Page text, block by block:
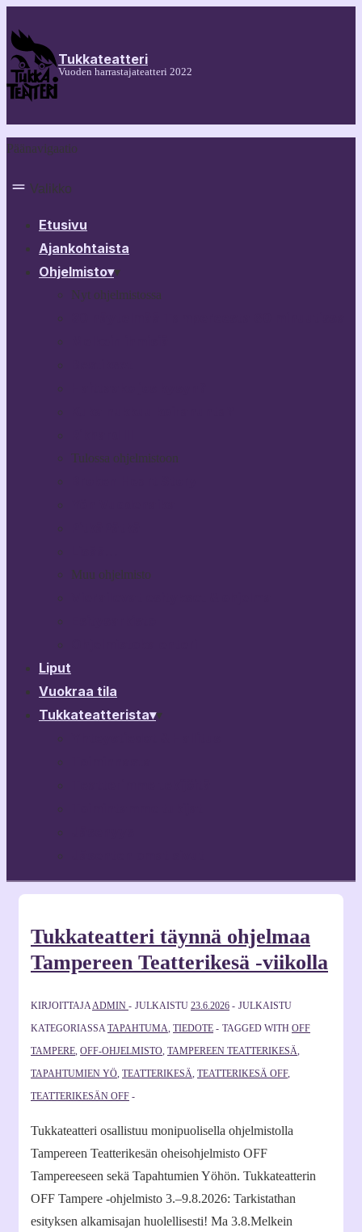
Tukkateatteri
Vuoden harrastajateatteri 2022
Päänavigaatio
Valikko
Etusivu
Ajankohtaista
Ohjelmisto▾▾
Nyt ohjelmistossa
Tulossa ohjelmistoon
Muu ohjelmisto
Liput
Vuokraa tila
Tukkateatterista▾▾
Tukkateatteri täynnä ohjelmaa
Tampereen Teatterikesä -viikolla
KIRJOITTAJA ADMIN JULKAISTU 23.6.2026
JULKAISTU
KATEGORIASSA TAPAHTUMA TIEDOTE TAGGED WITH OFF
TAMPERE OFF-OHJELMISTO TAMPEREEN TEATTERIKESÄ
TAPAHTUMIEN YÖ TEATTERIKESÄ TEATTERIKESÄ OFF,
TEATTERIKESÄN OFF
Tukkateatteri osallistuu monipuolisella ohjelmistolla
Tampereen Teatterikesän oheisohjelmisto OFF
Tampereeseen sekä Tapahtumien Yöhön. Tukkateatterin
OFF Tampere -ohjelmisto 3.–9.8.2026: Tarkistathan
esityksen alkamisajan huolellisesti! Ma 3.8.Melkein